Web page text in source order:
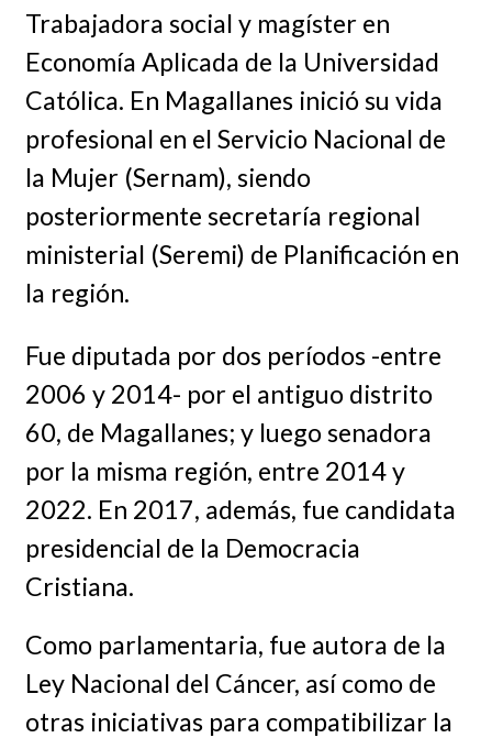
Trabajadora social y magíster en
Economía Aplicada de la Universidad
Católica. En Magallanes inició su vida
profesional en el Servicio Nacional de
la Mujer (Sernam), siendo
posteriormente secretaría regional
ministerial (Seremi) de Planificación en
la región.
Fue diputada por dos períodos -entre
2006 y 2014- por el antiguo distrito
60, de Magallanes; y luego senadora
por la misma región, entre 2014 y
2022. En 2017, además, fue candidata
presidencial de la Democracia
Cristiana.
Como parlamentaria, fue autora de la
Ley Nacional del Cáncer, así como de
otras iniciativas para compatibilizar la